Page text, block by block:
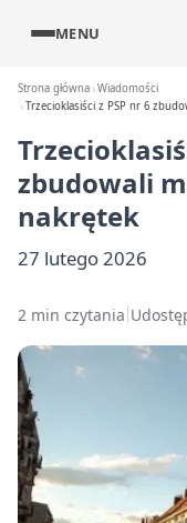
MENU
Strona główna Wiadomości
Trzecioklasiści z PSP nr 6
zbudowali
nakrętek
27 lutego 2026
2 min czytania